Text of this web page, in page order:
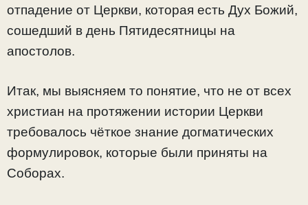
отпадение от Церкви, которая есть Дух Божий,
сошедший в день Пятидесятницы на
апостолов.
Итак, мы выясняем то понятие, что не от всех
христиан на протяжении истории Церкви
требовалось чёткое знание догматических
формулировок, которые были приняты на
Соборах.